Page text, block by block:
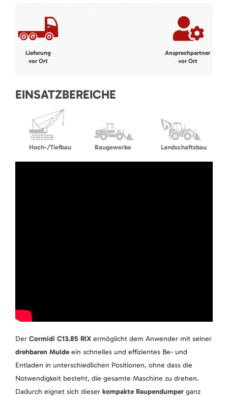
Lieferung
vor Ort
Ansprechpartner
vor Ort
EINSATZBEREICHE
Hoch-/Tiefbau Baugewerbe Landschaftsbau
Der Cormidi C13.85 RIX ermöglicht dem Anwender mit seiner
drehbaren Muldeein schnelles und effizientes Be- und
Entladen in unterschiedlichen Positionen, ohne dass die
Notwendigkeit besteht, die gesamte Maschine zu drehen.
Dadurch eignet sich dieser kompakte Raupendumper ganz